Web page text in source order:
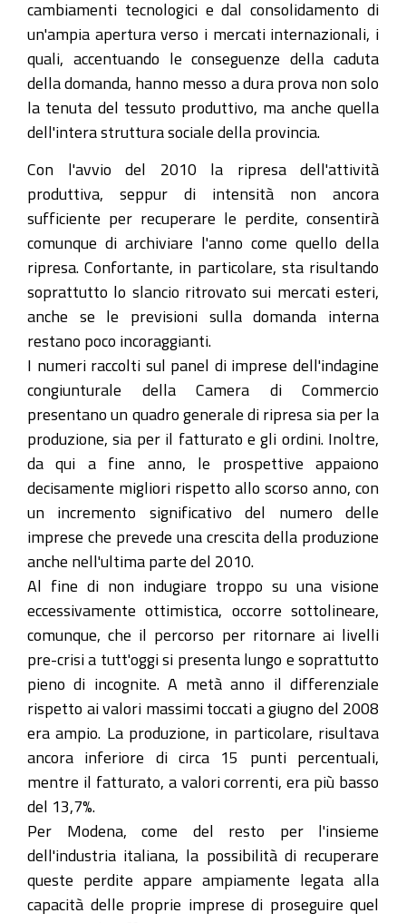
cambiamenti tecnologici e dal consolidamento di
un'ampia apertura verso i mercati internazionali, i
quali, accentuando le conseguenze della caduta
della domanda, hanno messo a dura prova non solo
la tenuta del tessuto produttivo, ma anche quella
dell'intera struttura sociale della provincia.
Con l'avvio del 2010 la ripresa dell'attività
produttiva, seppur di intensità non ancora
sufficiente per recuperare le perdite, consentirà
comunque di archiviare l'anno come quello della
ripresa. Confortante, in particolare, sta risultando
soprattutto lo slancio ritrovato sui mercati esteri,
anche se le previsioni sulla domanda interna
restano poco incoraggianti.
I numeri raccolti sul panel di imprese dell'indagine
congiunturale della Camera di Commercio
presentano un quadro generale di ripresa sia per la
produzione, sia per il fatturato e gli ordini. Inoltre,
da qui a fine anno, le prospettive appaiono
decisamente migliori rispetto allo scorso anno, con
un incremento significativo del numero delle
imprese che prevede una crescita della produzione
anche nell'ultima parte del 2010.
Al fine di non indugiare troppo su una visione
eccessivamente ottimistica, occorre sottolineare,
comunque, che il percorso per ritornare ai livelli
pre-crisi a tutt'oggi si presenta lungo e soprattutto
pieno di incognite. A metà anno il differenziale
rispetto ai valori massimi toccati a giugno del 2008
era ampio. La produzione, in particolare, risultava
ancora inferiore di circa 15 punti percentuali,
mentre il fatturato, a valori correnti, era più basso
del 13,7%.
Per Modena, come del resto per l'insieme
dell'industria italiana, la possibilità di recuperare
queste perdite appare ampiamente legata alla
capacità delle proprie imprese di proseguire quel